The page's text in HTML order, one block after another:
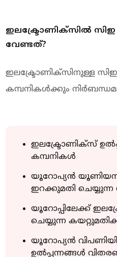
ഇലക്ട്രോണിക്‌സില്‍
വേണ്ടത്?
ഇലക്ട്രോണിക്‌സിനുള്ള സിഇ
കമ്പനികള്‍ക്കും
ഇലക്ട്രോണിക്‌സ്
കമ്പനികള്‍
യൂറോപ്യന്‍
ഇറക്കുമതി
യൂറോപ്പിലേക്ക്
ചെയ്യുന്ന
യൂറോപ്യന്‍
ഉല്‍പ്പന്നങ്ങള്‍